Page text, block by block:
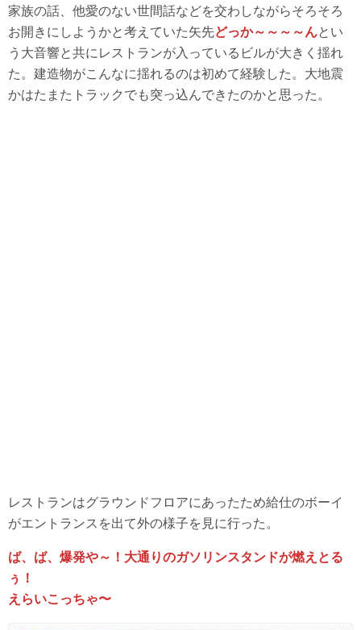
家族の話、他愛のない世間話などを交わしながらそろそろ
お開きにしようかと考えていた矢先どっか～～～～んとい
う大音響と共にレストランが入っているビルが大きく揺れ
た。建造物がこんなに揺れるのは初めて経験した。大地震
かはたまたトラックでも突っ込んできたのかと思った。
レストランはグラウンドフロアにあったため給仕のボーイ
がエントランスを出て外の様子を見に行った。
ば、ば、爆発や～！大通りのガソリンスタンドが燃えとる
ぅ！
えらいこっちゃ〜